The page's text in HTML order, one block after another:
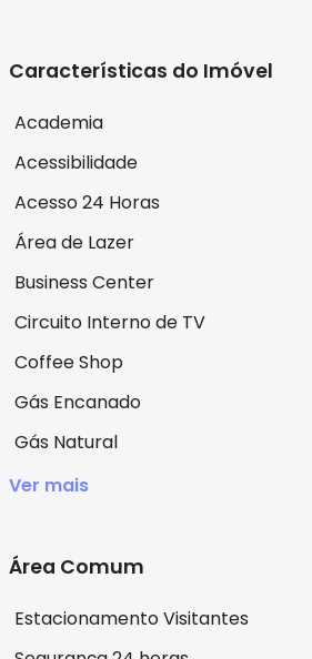
Características do Imóvel
Academia
Acessibilidade
Acesso 24 Horas
Área de Lazer
Business Center
Circuito Interno de TV
Coffee Shop
Gás Encanado
Gás Natural
Ver mais
Área Comum
Estacionamento Visitantes